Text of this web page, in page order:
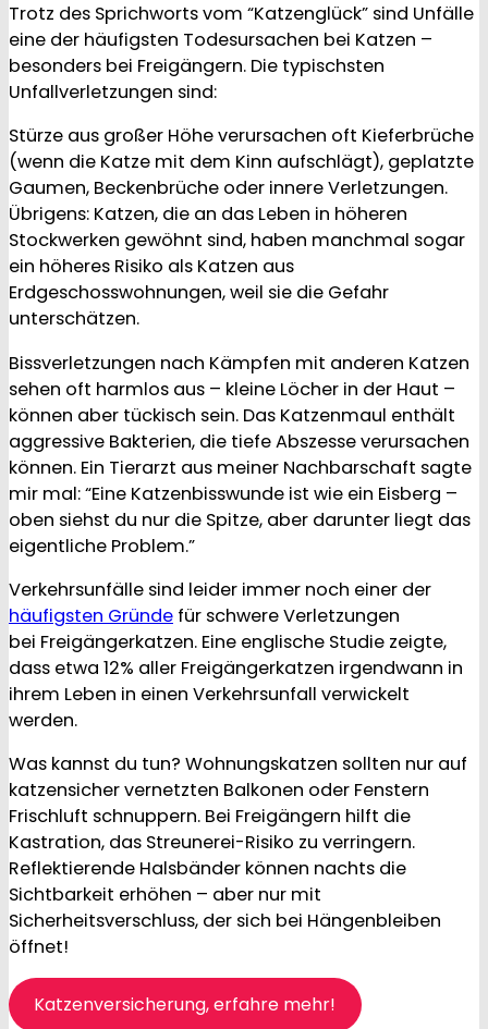
Trotz des Sprichworts vom “Katzenglück” sind Unfälle
eine der häufigsten Todesursachen bei Katzen –
besonders bei Freigängern. Die typischsten
Unfallverletzungen sind:
Stürze aus großer Höhe verursachen oft Kieferbrüche
(wenn die Katze mit dem Kinn aufschlägt), geplatzte
Gaumen, Beckenbrüche oder innere Verletzungen.
Übrigens: Katzen, die an das Leben in höheren
Stockwerken gewöhnt sind, haben manchmal sogar
ein höheres Risiko als Katzen aus
Erdgeschosswohnungen, weil sie die Gefahr
unterschätzen.
Bissverletzungen nach Kämpfen mit anderen Katzen
sehen oft harmlos aus – kleine Löcher in der Haut –
können aber tückisch sein. Das Katzenmaul enthält
aggressive Bakterien, die tiefe Abszesse verursachen
können. Ein Tierarzt aus meiner Nachbarschaft sagte
mir mal: “Eine Katzenbisswunde ist wie ein Eisberg –
oben siehst du nur die Spitze, aber darunter liegt das
eigentliche Problem.”
Verkehrsunfälle sind leider immer noch einer der
häufigsten Gründe für schwere Verletzungen
bei Freigängerkatzen. Eine englische Studie zeigte,
dass etwa 12% aller Freigängerkatzen irgendwann in
ihrem Leben in einen Verkehrsunfall verwickelt
werden.
Was kannst du tun? Wohnungskatzen sollten nur auf
katzensicher vernetzten Balkonen oder Fenstern
Frischluft schnuppern. Bei Freigängern hilft die
Kastration, das Streunerei-Risiko zu verringern.
Reflektierende Halsbänder können nachts die
Sichtbarkeit erhöhen – aber nur mit
Sicherheitsverschluss, der sich bei Hängenbleiben
öffnet!
Katzenversicherung, erfahre mehr!